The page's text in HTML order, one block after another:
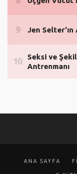
ANA SAYFA